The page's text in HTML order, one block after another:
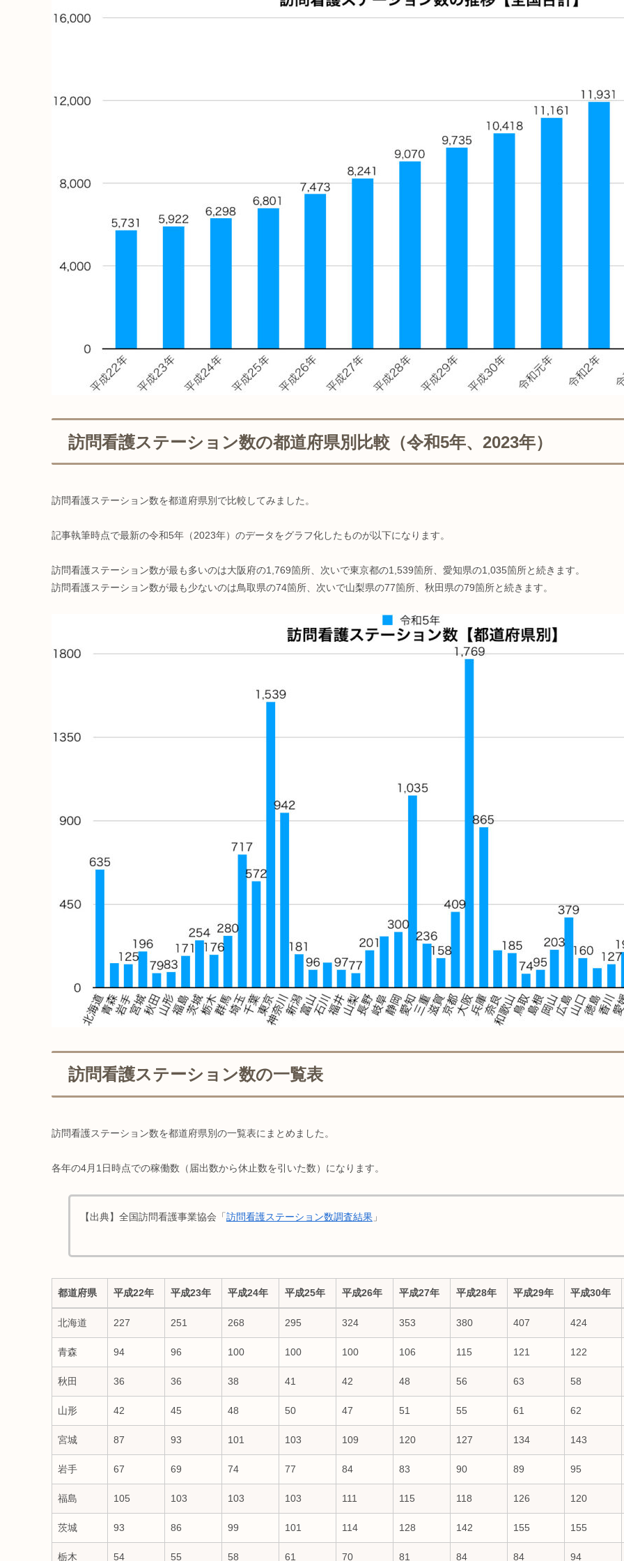
訪問看護ステーション数の都道府県別比較（令和5年、2023年）
訪問看護ステーション数を都道府県別で比較してみました。
記事執筆時点で最新の令和5年（2023年）のデータをグラフ化したものが以下になります。
訪問看護ステーション数が最も多いのは大阪府の1,769箇所、次いで東京都の1,539箇所、愛知県の1,035箇所と続きます。
訪問看護ステーション数が最も少ないのは鳥取県の74箇所、次いで山梨県の77箇所、秋田県の79箇所と続きます。
訪問看護ステーション数の一覧表
訪問看護ステーション数を都道府県別の一覧表にまとめました。
各年の4月1日時点での稼働数（届出数から休止数を引いた数）になります。
【出典】全国訪問看護事業協会「 訪問看護ステーション数調査結果」
都道府県 平成22年 平成23年 平成24年 平成25年 平成26年 平成27年 平成28年 平成29年 平成30年
都道府県
北海道 227 251 268 295 324 353 380 407 424
青森 94 96 100 100 100 106 115 121 122
秋田 36 36 38 41 42 48 56 63 58
山形 42 45 48 50 47 51 55 61 62
宮城 87 93 101 103 109 120 127 134 143
岩手 67 69 74 77 84 83 90 89 95
福島 105 103 103 103 111 115 118 126 120
茨城 93 86 99 101 114 128 142 155 155
栃木 54 55 58 61 70 81 84 84 94